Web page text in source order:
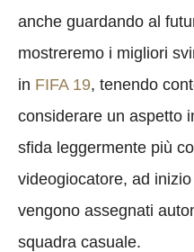
anche guardando al
mostreremo i migliori
in FIFA 19, tenendo
considerare un aspetto
sfida leggermente più
videogiocatore, ad
vengono assegnati
squadra casuale.